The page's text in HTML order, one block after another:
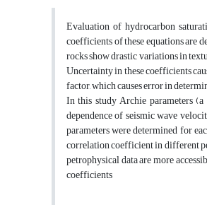
Evaluation of hydrocarbon
coefficients of these equations are
rocks show drastic variations in
Uncertainty in these coefficients
factor, which causes error in
In this study Archie parameters
dependence of seismic wave
parameters were determined for
correlation coefficient in different
petrophysical data are more
coefficients